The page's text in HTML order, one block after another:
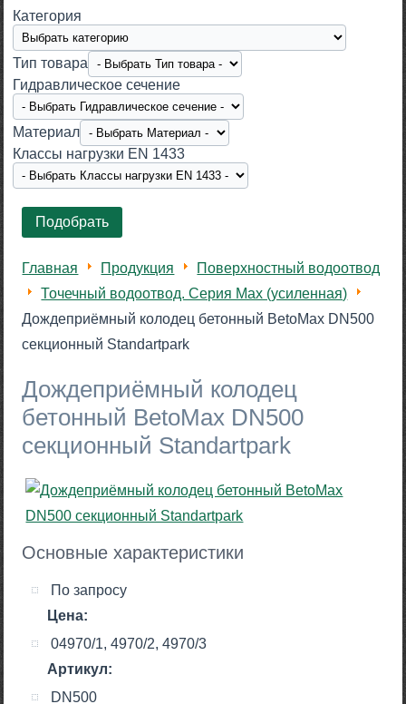
Категория
Тип товара
Гидравлическое сечение
Материал
Класcы нагрузки EN 1433
Главная Продукция
Поверхностный водоотвод
Точечный водоотвод. Серия Max (усиленная)
Дождеприёмный колодец бетонный BetoMax DN500
секционный Standartpark
Дождеприёмный колодец
бетонный BetoMax DN500
секционный Standartpark
Основные характеристики
Цена:
По запросу
Артикул:
04970/1, 4970/2, 4970/3
DN500